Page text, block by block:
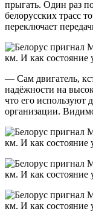
прыгать. Один раз
белорусских трасс
переключает
— Сам двигатель,
надёжности на
что его используют
организации.